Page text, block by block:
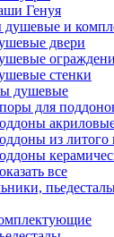
Генуя
и
двери
стенки
душевые
для
из литого
все